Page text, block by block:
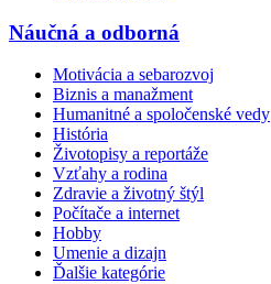
Náučná a odborná
Motivácia a sebarozvoj
Biznis a manažment
Humanitné a spoločenské vedy
História
Životopisy a reportáže
Vzťahy a rodina
Zdravie a životný štýl
Počítače a internet
Hobby
Umenie a dizajn
Ďalšie kategórie